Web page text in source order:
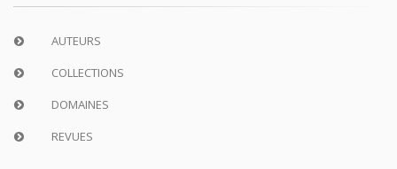
AUTEURS
COLLECTIONS
DOMAINES
REVUES